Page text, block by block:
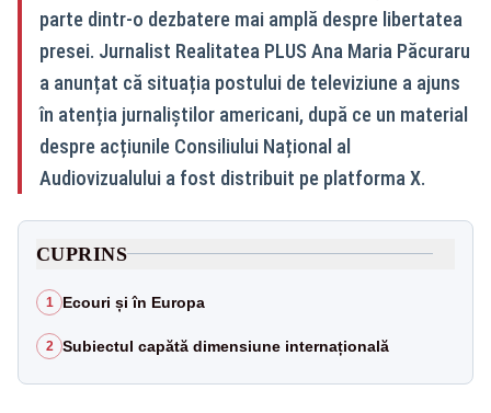
parte dintr-o dezbatere mai amplă despre libertatea
presei. Jurnalist Realitatea PLUS Ana Maria Păcuraru
a anunțat că situația postului de televiziune a ajuns
în atenția jurnaliștilor americani, după ce un material
despre acțiunile Consiliului Național al
Audiovizualului a fost distribuit pe platforma X.
CUPRINS
1 Ecouri și în Europa
2 Subiectul capătă dimensiune internațională